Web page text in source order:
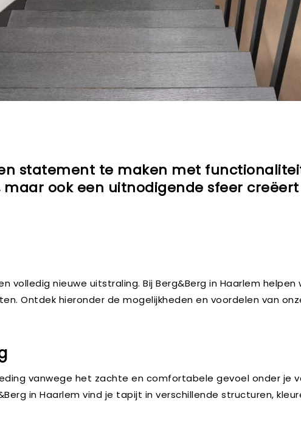
statement te maken met
ook een uitnodigende sfeer
volledig nieuwe uitstraling. Bij Berg&Berg in Haarlem
Ontdek hieronder de mogelijkheden en voordelen van
vanwege het zachte en comfortabele gevoel onder je
in Haarlem vind je tapijt in verschillende structuren,